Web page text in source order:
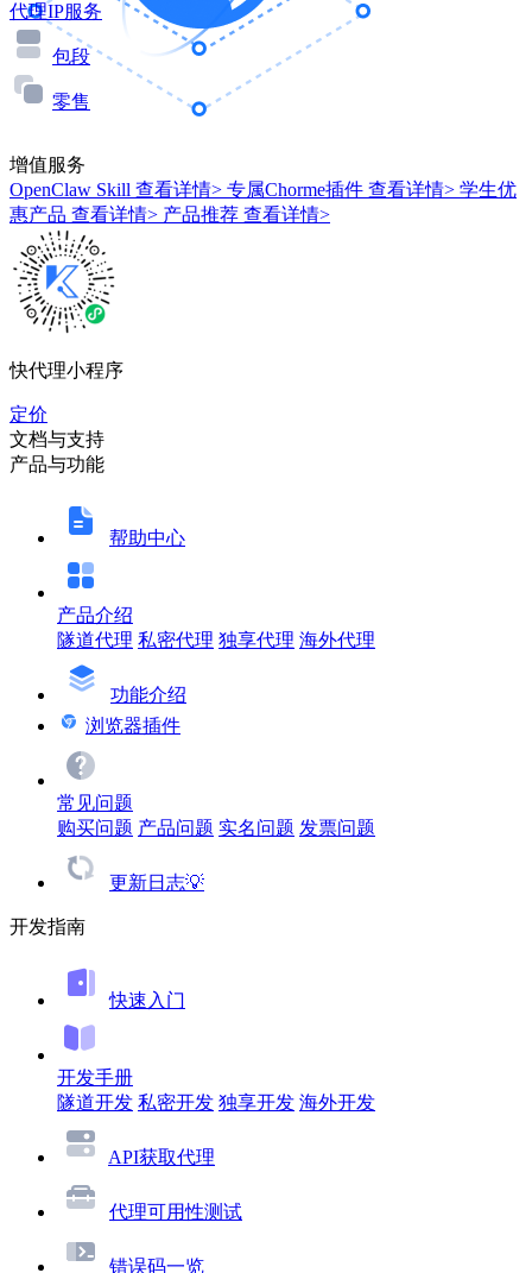
代理IP服务
包段
零售
增值服务
OpenClaw Skill 查看详情> 专属Chorme插件 查看详情> 学生优
惠产品 查看详情> 产品推荐 查看详情>
快代理小程序
定价
文档与支持
产品与功能
帮助中心
产品介绍
隧道代理 私密代理 独享代理 海外代理
功能介绍
浏览器插件
常见问题
购买问题 产品问题 实名问题 发票问题
更新日志💡
开发指南
快速入门
开发手册
隧道开发 私密开发 独享开发 海外开发
API获取代理
代理可用性测试
错误码一览